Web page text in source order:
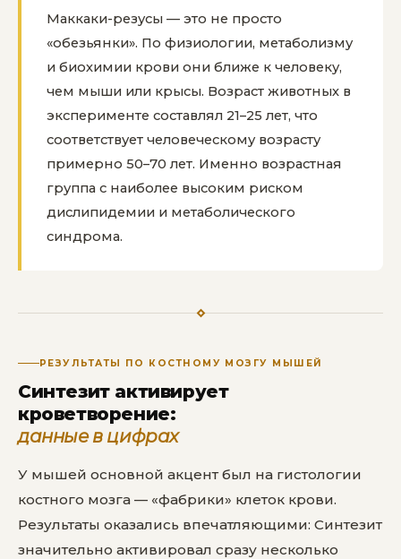
Маккаки-резусы — это не просто
«обезьянки». По физиологии, метаболизму
и биохимии крови они ближе к человеку,
чем мыши или крысы. Возраст животных в
эксперименте составлял 21–25 лет, что
соответствует человеческому возрасту
примерно 50–70 лет. Именно возрастная
группа с наиболее высоким риском
дислипидемии и метаболического
синдрома.
РЕЗУЛЬТАТЫ ПО КОСТНОМУ МОЗГУ МЫШЕЙ
Синтезит активирует
кроветворение:
данные в цифрах
У мышей основной акцент был на гистологии
костного мозга — «фабрики» клеток крови.
Результаты оказались впечатляющими: Синтезит
значительно активировал сразу несколько